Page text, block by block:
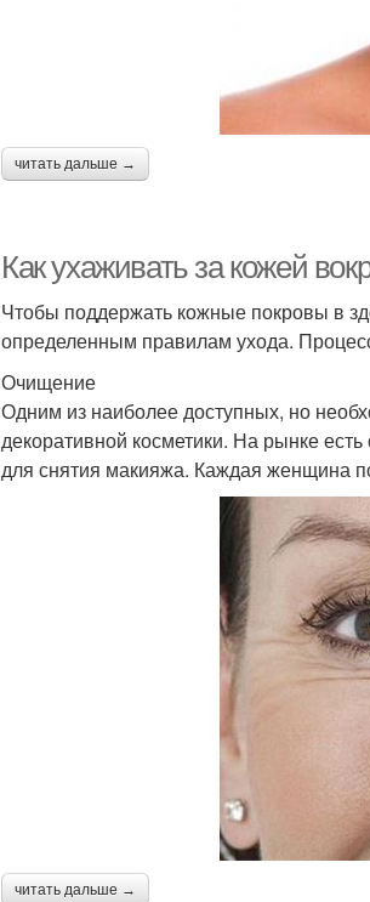
читать дальше →
Как ухаживать за кожей
Чтобы поддержать кожные покровы в
определенным правилам ухода.
Очищение
Одним из наиболее доступных, но
декоративной косметики. На рынке
для снятия макияжа. Каждая женщина
читать дальше →